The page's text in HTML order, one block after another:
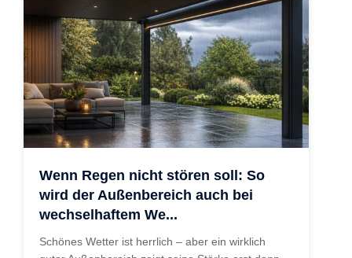
Wenn Regen nicht stören soll: So
wird der Außenbereich auch bei
wechselhaftem We...
Schönes Wetter ist herrlich – aber ein wirklich